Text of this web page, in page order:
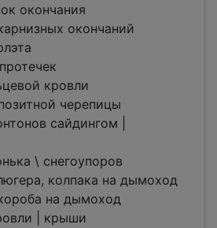
окончания
окончаний
кровли
черепицы
сайдингом |
\ снегоупоров
колпака на дымоход
на дымоход
| крыши